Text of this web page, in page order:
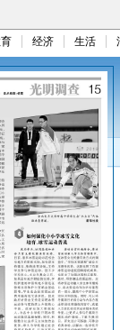
经济 生活